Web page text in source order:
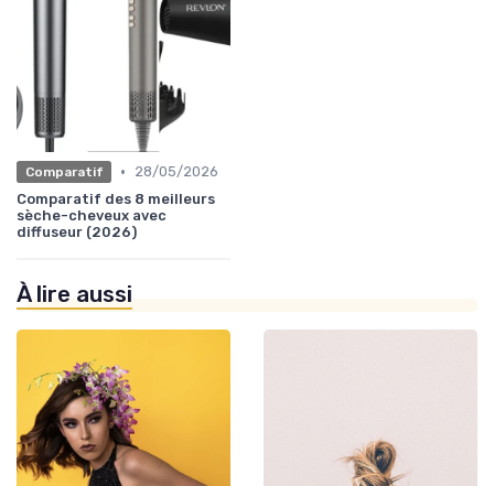
Comparatif •
28/05/2026
Comparatif des 8 meilleurs
sèche-cheveux avec
diffuseur (2026)
À lire aussi